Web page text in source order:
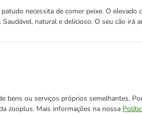
necessita de comer peixe. O elevado
natural e delicioso. O seu cão irá
ou serviços próprios semelhantes.
zooplus. Mais informações na nossa